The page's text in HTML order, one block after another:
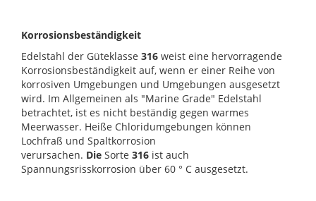
Korrosionsbeständigkeit
Edelstahl der Güteklasse 316 weist eine hervorragende
Korrosionsbeständigkeit auf, wenn er einer Reihe von
korrosiven Umgebungen und Umgebungen ausgesetzt
wird. Im Allgemeinen als "Marine Grade" Edelstahl
betrachtet, ist es nicht beständig gegen warmes
Meerwasser. Heiße Chloridumgebungen können
Lochfraß und Spaltkorrosion
verursachen. Die Sorte 316 ist auch
Spannungsrisskorrosion über 60 ° C ausgesetzt.